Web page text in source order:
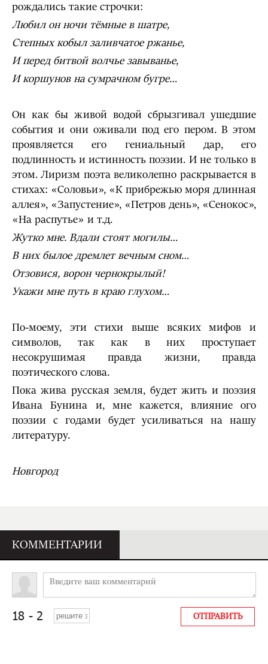
рождались такие строчки:
Любил он ночи тёмные в шатре,
Степных кобыл заливчатое ржанье,
И перед битвой волчье завыванье,
И коршунов на сумрачном бугре…
Он как бы живой водой сбрызгивал ушедшие
события и они оживали под его пером. В этом
проявляется его гениальный дар, его
подлинность и истинность поэзии. И не только в
этом. Лиризм поэта великолепно раскрывается в
стихах: «Соловьи», «К прибрежью моря длинная
аллея», «Запустение», «Петров день», «Сенокос»,
«На распутье» и т.д.
Жутко мне. Вдали стоят могилы…
В них былое дремлет вечным сном…
Отзовися, ворон чернокрылый!
Укажи мне путь в краю глухом…
По-моему, эти стихи выше всяких мифов и
символов, так как в них проступает
несокрушимая правда жизни, правда
поэтического слова.
Пока жива русская земля, будет жить и поэзия
Ивана Бунина и, мне кажется, влияние ого
поэзии с годами будет усиливаться на нашу
литературу.
Новгород
КОММЕНТАРИИ